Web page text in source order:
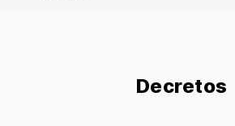
Decretos